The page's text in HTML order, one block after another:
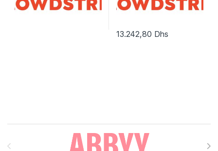
13.242,80 Dhs
Brands Carousel